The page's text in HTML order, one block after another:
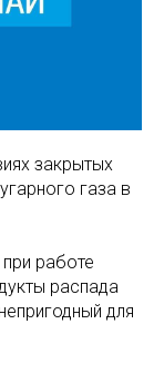
закрытых
газа в
работе
распада
для